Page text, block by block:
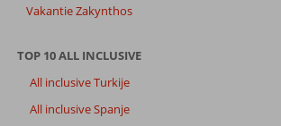
Vakantie Zakynthos
TOP 10 ALL INCLUSIVE
All inclusive Turkije
All inclusive Spanje